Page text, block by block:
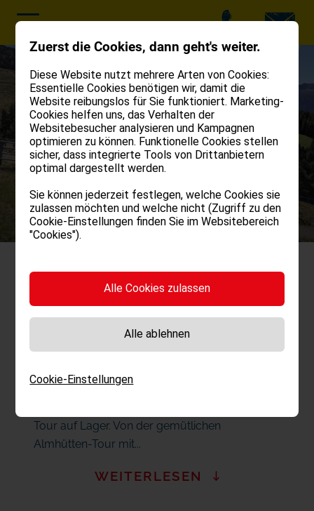
Mühlbach–
16.15 Uhr,
Parkplatz Hotel
Leitner (Mo–Fr)
anrufen
DIE HIGHLIGHTS DES EISACKTALS
Keine Strecke ist zu weit und kein Ziel zu hoch.
Sattel oder begeisterter Einsteiger; wir haben
Tour auf Lager. Von der gemütlichen
Almhütten-Tour mit...
WEITERLESEN
Zuerst die Cookies, dann geht's weiter.
Diese Website nutzt mehrere Arten von Cookies:
Essentielle Cookies benötigen wir, damit die
Website reibungslos für Sie funktioniert. Marketing-
Cookies helfen uns, das Verhalten der
Websitebesucher analysieren und Kampagnen
optimieren zu können. Funktionelle Cookies stellen
sicher, dass integrierte Tools von Drittanbietern
optimal dargestellt werden.
Sie können jederzeit festlegen, welche Cookies sie
zulassen möchten und welche nicht (Zugriff zu den
Cookie-Einstellungen finden Sie im Websitebereich
"Cookies").
Cookie-Einstellungen
Alle Cookies zulassen
Alle ablehnen